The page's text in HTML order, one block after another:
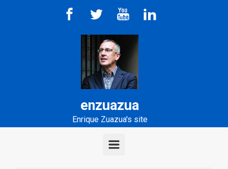
Skip to main content
enzuazua
Enrique Zuazua's site